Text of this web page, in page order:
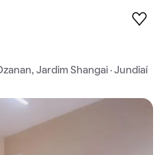
Jardim Shangai · Jundiaí